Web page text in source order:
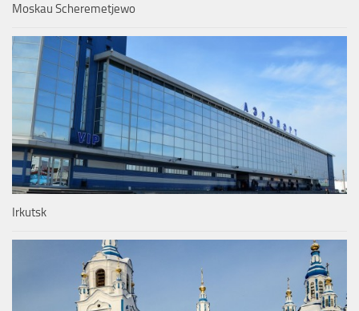
Moskau Scheremetjewo
Irkutsk